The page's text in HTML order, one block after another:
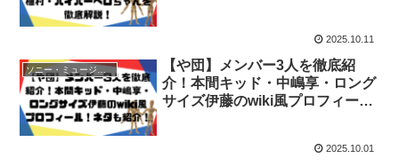
2025.10.11
【や団】メンバー3人を徹底紹
介！本間キッド・中嶋享・ロング
サイズ伊藤のwiki風プロフィー
2025.10.01